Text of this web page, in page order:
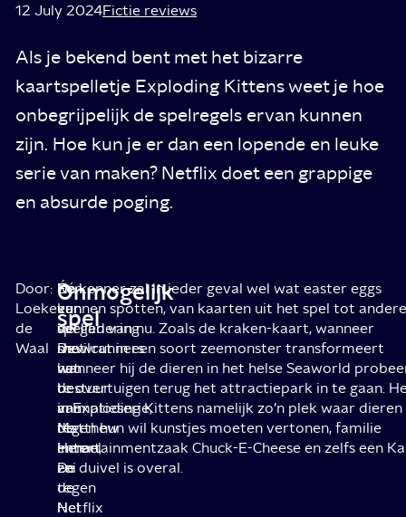
12 July 2024Fictie reviews
Als je bekend bent met het bizarre
kaartspelletje Exploding Kittens weet je hoe
onbegrijpelijk de spelregels ervan kunnen
zijn. Hoe kun je er dan een lopende en leuke
serie van maken? Netflix doet een grappige
en absurde poging.
Door:
Loeke
de
Waal
Na
een
vergadering
met
het
bestuur
van
de
Hemel
en
de
Hel
Onmogelijk
spel
Één
van
de
showrunners
van
de
animatieserie,
Matthew
Inman,
zei
tegen
Netflix
De kenner zal in ieder geval wel wat easter eggs
kunnen spotten, van kaarten uit het spel tot
spellen van nu. Zoals de kraken-kaart, wanneer
Devilcat in een soort zeemonster transformeert
wanneer hij de dieren in het helse Seaworld
te overtuigen terug het attractiepark in te gaan.
in Exploding Kittens namelijk zo’n plek waar dieren
tegen hun wil kunstjes moeten vertonen, familie
entertainmentzaak Chuck-E-Cheese en zelfs een
De duivel is overal.